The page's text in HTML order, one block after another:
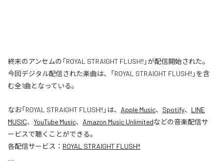
終末のアンセムの「ROYAL STRAIGHT FLUSH!!」が配信開始された。
今回デジタル配信された楽曲は、「ROYAL STRAIGHT FLUSH!!」を含
む全1曲となっている。
なお「ROYAL STRAIGHT FLUSH!! 」は、 Apple Music、 Spotify、 LINE
MUSIC、 YouTube Music、 Amazon Music Unlimitedなどの音楽配信サ
ービスで聴くことができる。
各配信サービス： ROYAL STRAIGHT FLUSH!!